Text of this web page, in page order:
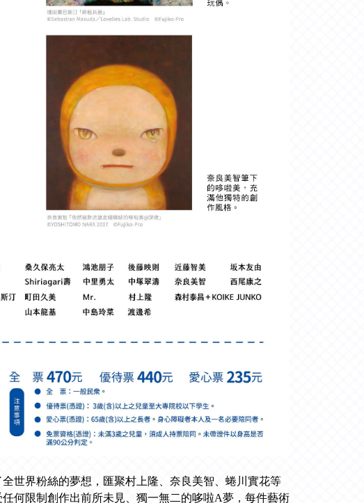
世界粉絲的夢想，匯聚村上隆、奈良美智、蜷川實花等
何限制創作出前所未見、獨一無二的哆啦A夢，每件藝術